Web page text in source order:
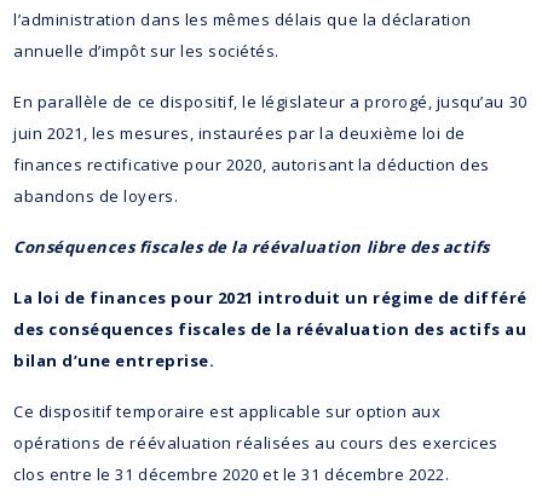
l’administration dans les mêmes délais que la déclaration
annuelle d’impôt sur les sociétés.
En parallèle de ce dispositif, le législateur a prorogé, jusqu’au 30
juin 2021, les mesures, instaurées par la deuxième loi de
finances rectificative pour 2020, autorisant la déduction des
abandons de loyers.
Conséquences fiscales de la réévaluation libre des actifs
La loi de finances pour 2021 introduit un régime de différé
des conséquences fiscales de la réévaluation des actifs au
bilan d’une entreprise.
Ce dispositif temporaire est applicable sur option aux
opérations de réévaluation réalisées au cours des exercices
clos entre le 31 décembre 2020 et le 31 décembre 2022.